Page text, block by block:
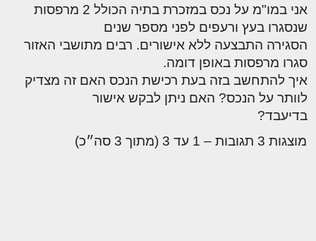
אני במו"מ על נכס במזכרת בתיה הכולל 2 מרפסות
שנסגרו בעץ ורעפים לפני מספר שנים
הסגירה התבצעה ללא אישורים. רבים מתושבי האזור
סגרו מרפסות באופן דומה.
איך להתחשב בזה בעת רכישת הנכס האם זה מצדיק
לוותר על הנכס? האם ניתן לבקש אישור
בדיעבד?
מוצגות 3 תגובות – 1 עד 3 (מתוך 3 סה״כ)